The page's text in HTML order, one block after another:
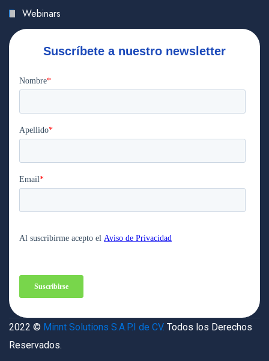
Webinars
Suscríbete a nuestro newsletter
2022 © Minnt Solutions S.A.P.I de CV. Todos los Derechos
Reservados.